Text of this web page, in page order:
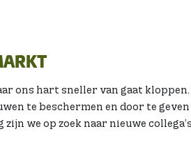
ons hart sneller van gaat
te beschermen en door te
we op zoek naar nieuwe